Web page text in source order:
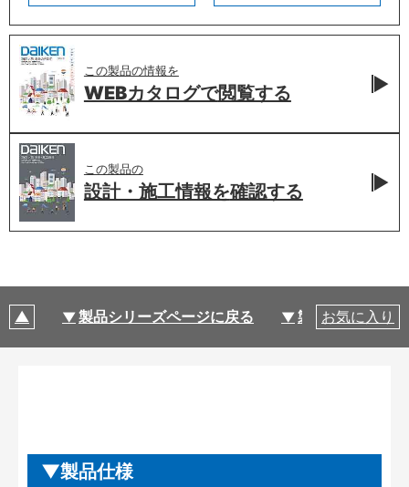
この製品の情報を
WEBカタログで閲覧する
この製品の
設計・施工情報を確認する
製品シリーズページに戻る 製品仕様
お気に入り
製品仕様